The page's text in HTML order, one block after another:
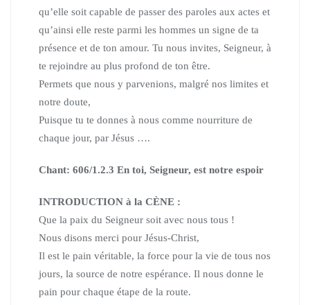
qu’elle soit capable de passer des paroles aux actes et
qu’ainsi elle reste parmi les hommes un signe de ta
présence et de ton amour. Tu nous invites, Seigneur, à
te rejoindre au plus profond de ton être.
Permets que nous y parvenions, malgré nos limites et
notre doute,
Puisque tu te donnes à nous comme nourriture de
chaque jour, par Jésus ….
Chant: 606/1.2.3 En toi, Seigneur, est notre espoir
INTRODUCTION à la CÈNE :
Que la paix du Seigneur soit avec nous tous !
Nous disons merci pour Jésus-Christ,
Il est le pain véritable, la force pour la vie de tous nos
jours, la source de notre espérance. Il nous donne le
pain pour chaque étape de la route.